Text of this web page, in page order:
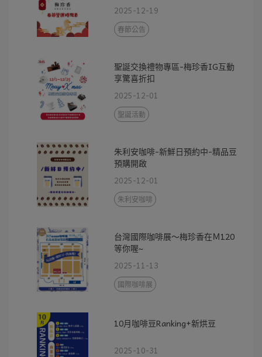
2025-12-19
春節公告
聖誕交換禮物專區-梅珍香IG互動
享驚喜折扣
2025-12-01
聖誕活動
朱利安咖啡-新鮮日預約中-精品豆
預購開啟
2025-12-01
朱利安咖啡
台灣國際咖啡展～梅珍香在Ｍ120
等你喔~
2025-11-13
國際咖啡展
10月咖啡豆Ranking+新烘豆
2025-10-31